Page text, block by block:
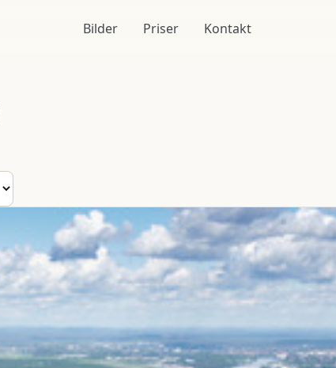
Bilder Priser Kontakt